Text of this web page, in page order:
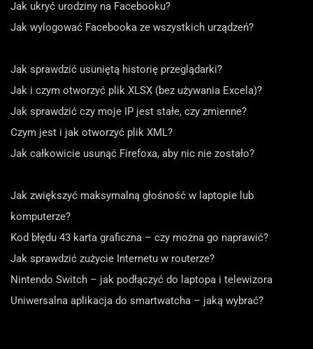
Jak ukryć urodziny na Facebooku?
Jak wylogować Facebooka ze wszystkich urządzeń?
Jak sprawdzić usuniętą historię przeglądarki?
Jak i czym otworzyć plik XLSX (bez używania Excela)?
Jak sprawdzić czy moje IP jest stałe, czy zmienne?
Czym jest i jak otworzyć plik XML?
Jak całkowicie usunąć Firefoxa, aby nic nie zostało?
Jak zwiększyć maksymalną głośność w laptopie lub
komputerze?
Kod błędu 43 karta graficzna – czy można go naprawić?
Jak sprawdzić zużycie Internetu w routerze?
Nintendo Switch – jak podłączyć do laptopa i telewizora
Uniwersalna aplikacja do smartwatcha – jaką wybrać?